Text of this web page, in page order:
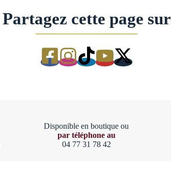
Partagez cette page sur
Disponible en boutique ou
par téléphone au
04 77 31 78 42